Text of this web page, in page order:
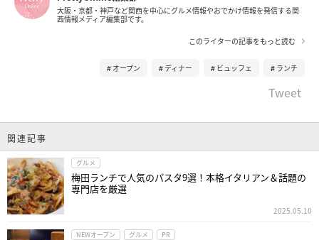
大阪・京都・神戸など関西を中心にグルメ情報やおでかけ情報を発信する関
西情報メディア編集部です。
このライターの記事をもっと読む
オープン ディナー ビュッフェ ランチ
Tweet
関連記事
グルメ
梅田ランチで人気のパスタ9選！本格イタリアン＆話題の
専門店を厳選
2025.05.10
NEWオープン グルメ PR